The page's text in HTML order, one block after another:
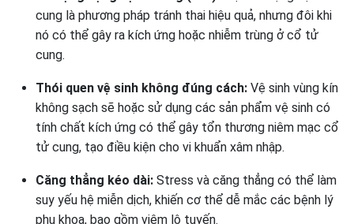
cung là phương pháp tránh thai hiệu quả, nhưng đôi khi
nó có thể gây ra kích ứng hoặc nhiễm trùng ở cổ tử
cung.
Thói quen vệ sinh không đúng cách: Vệ sinh vùng kín
không sạch sẽ hoặc sử dụng các sản phẩm vệ sinh có
tính chất kích ứng có thể gây tổn thương niêm mạc cổ
tử cung, tạo điều kiện cho vi khuẩn xâm nhập.
Căng thẳng kéo dài: Stress và căng thẳng có thể làm
suy yếu hệ miễn dịch, khiến cơ thể dễ mắc các bệnh lý
phụ khoa, bao gồm viêm lộ tuyến.